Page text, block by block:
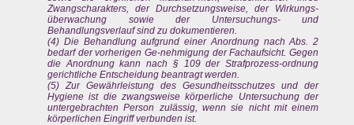
Zwangscharakters, der Durchsetzungsweise, der Wirkungs-
überwachung sowie der Untersuchungs- und
Behandlungsverlauf sind zu dokumentieren.
(4) Die Behandlung aufgrund einer Anordnung nach Abs. 2
bedarf der vorherigen Ge-nehmigung der Fachaufsicht. Gegen
die Anordnung kann nach § 109 der Strafprozess-ordnung
gerichtliche Entscheidung beantragt werden.
(5) Zur Gewährleistung des Gesundheitsschutzes und der
Hygiene ist die zwangsweise körperliche Untersuchung der
untergebrachten Person zulässig, wenn sie nicht mit einem
körperlichen Eingriff verbunden ist.